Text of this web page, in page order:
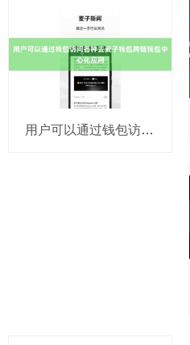
用户可以通过钱包访问各种去麦子钱包跨链钱包中心化应用